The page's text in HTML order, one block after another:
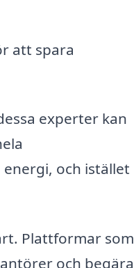
att spara
experter kan
och istället
Plattformar som
och begära